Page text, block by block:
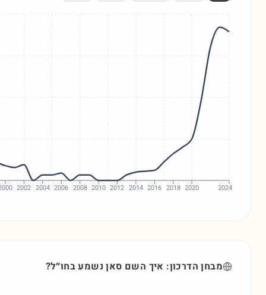
2002 2004 2006 2008 2010 2012 2014 2016 2018 2020 2024
מבחן הדרכון: איך השם סאןנשמע בחו״ל?